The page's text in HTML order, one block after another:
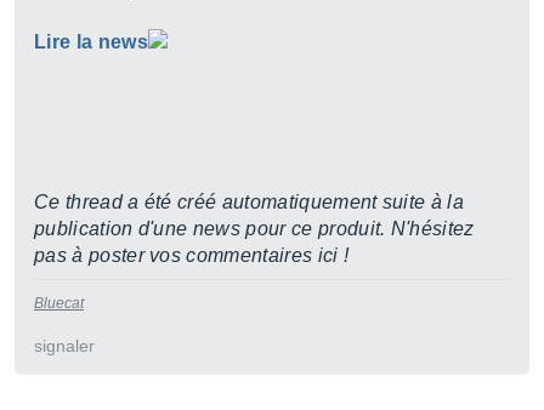
Lire la news
Ce thread a été créé automatiquement suite à la
publication d'une news pour ce produit. N'hésitez
pas à poster vos commentaires ici !
Bluecat
signaler